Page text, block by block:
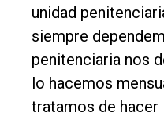
unidad
siempre
penitenciaria nos
lo hacemos
tratamos de hacer